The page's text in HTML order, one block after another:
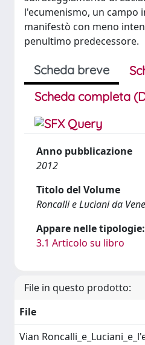
l'ecumenismo, un campo
manifestò con meno
penultimo predecessore.
Scheda breve
Scheda completa
Anno pubblicazione
2012
Titolo del Volume
Roncalli e Luciani da
Appare nelle tipologie:
3.1 Articolo su libro
File in questo prodotto:
File
Vian